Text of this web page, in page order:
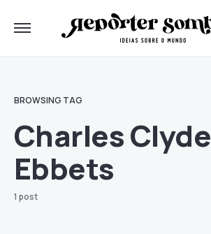
BROWSING TAG
Charles Clyde
Ebbets
1 post